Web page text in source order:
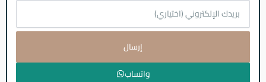
إرسال
واتساب